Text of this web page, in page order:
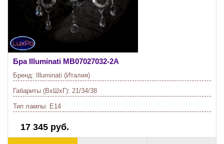
Бра Illuminati MB07027032-2A
Бренд: Illuminati (Италия)
Габариты (ВхШхГ): 21/34/38
Тип лампы: E14
17 345 руб.